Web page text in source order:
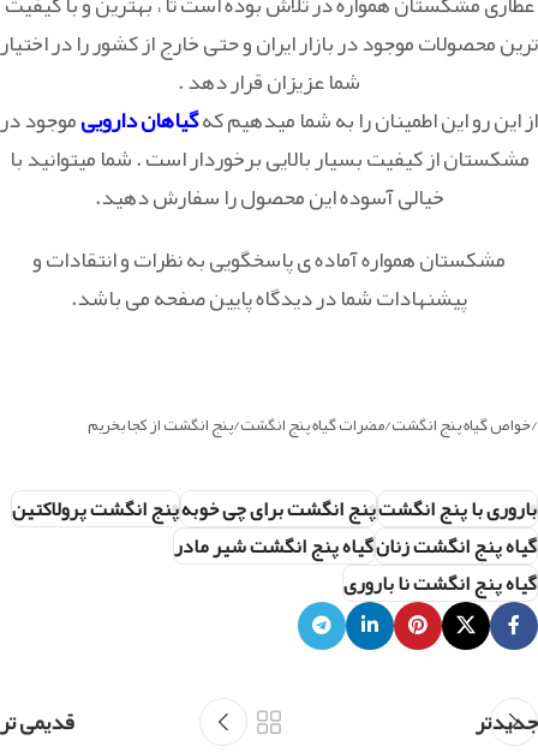
ترین محصولات موجود در بازار ایران و حتی خارج از کشور را در اختیار
شما عزیزان قرار دهد .
از این رو این اطمینان را به شما میدهیم کهگیاهان داروییموجود در
مشکستان از کیفیت بسیار بالایی برخوردار است . شما میتوانید با
خیالی آسوده این محصول را سفارش دهید.
مشکستان همواره آماده ی پاسخگویی به نظرات و انتقادات و
پیشنهادات شما در دیدگاه پایین صفحه می باشد.
/خواص گیاه پنج انگشت/مضرات گیاه پنج انگشت/پنج انگشت از کجا بخریم
باروری با پنج انگشتپنج انگشت برای چی خوبهپنج انگشت پرولاکتین
گیاه پنج انگشت زنانگیاه پنج انگشت شیر مادر
گیاه پنج انگشت نا باروری
جدیدتر قدیمی تر